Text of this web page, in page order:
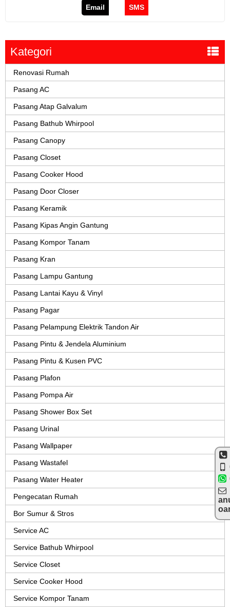
Email SMS
Kategori
Renovasi Rumah
Pasang AC
Pasang Atap Galvalum
Pasang Bathub Whirpool
Pasang Canopy
Pasang Closet
Pasang Cooker Hood
Pasang Door Closer
Pasang Keramik
Pasang Kipas Angin Gantung
Pasang Kompor Tanam
Pasang Kran
Pasang Lampu Gantung
Pasang Lantai Kayu & Vinyl
Pasang Pagar
Pasang Pelampung Elektrik Tandon Air
Pasang Pintu & Jendela Aluminium
Pasang Pintu & Kusen PVC
Pasang Plafon
Pasang Pompa Air
Pasang Shower Box Set
Pasang Urinal
Pasang Wallpaper
Pasang Wastafel
Pasang Water Heater
Pengecatan Rumah
Bor Sumur & Stros
Service AC
Service Bathub Whirpool
Service Closet
Service Cooker Hood
Service Kompor Tanam